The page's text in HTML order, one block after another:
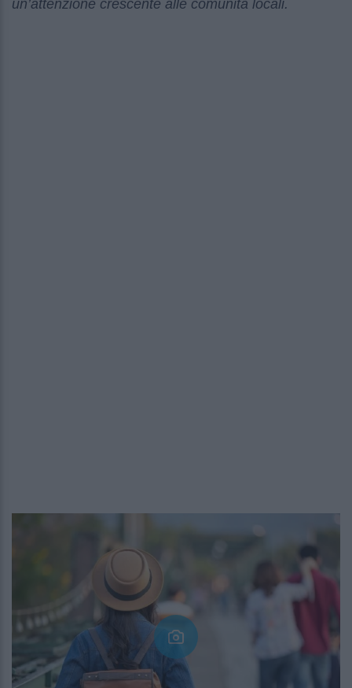
un’attenzione crescente alle comunità locali.